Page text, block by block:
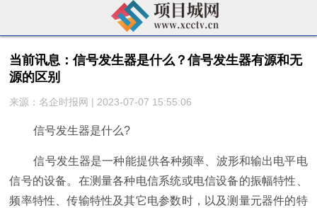
当前讯息：信号发生器是什么？信号发生器有源和无
源的区别
来源：名企时报网 | 2023-07-07 15:55:06
信号发生器是什么?
信号发生器是一种能提供各种频率、波形和输出电平电
信号的设备。在测量各种电信系统或电信设备的振幅特性、
频率特性、传输特性及其它电参数时，以及测量元器件的特